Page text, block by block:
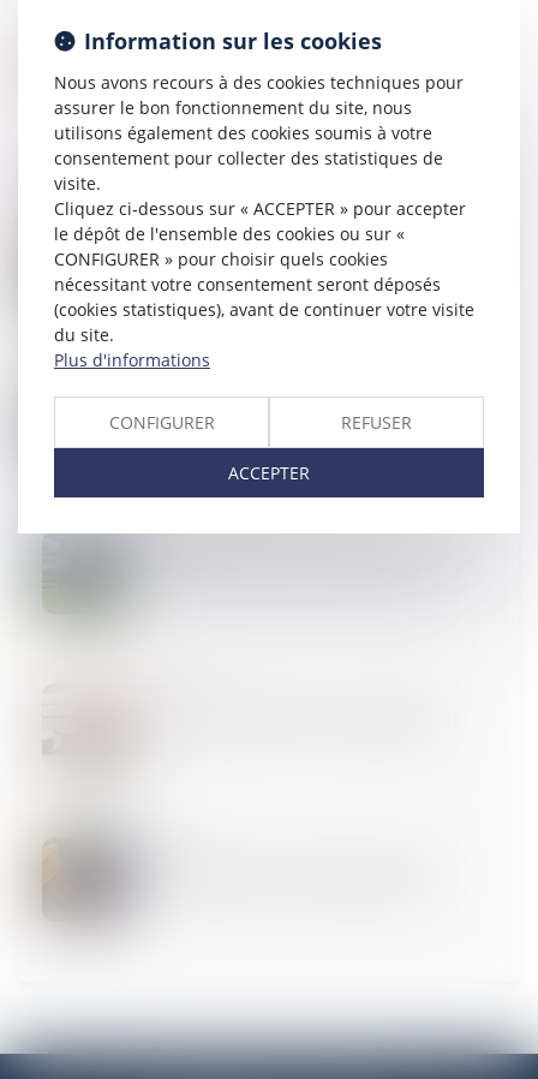
Droit de visite et placement d’enfants : quelle place
pour la parole des mineurs ?
20JANV.
pour le paiement de la pension alimentaire
14JANV.
Information sur les cookies
Nous avons recours à des cookies techniques pour
assurer le bon fonctionnement du site, nous
utilisons également des cookies soumis à votre
consentement pour collecter des statistiques de
visite.
Cliquez ci-dessous sur « ACCEPTER » pour accepter
le dépôt de l'ensemble des cookies ou sur «
CONFIGURER » pour choisir quels cookies
nécessitant votre consentement seront déposés
(cookies statistiques), avant de continuer votre visite
du site.
Plus d'informations
CONFIGURER REFUSER
ACCEPTER